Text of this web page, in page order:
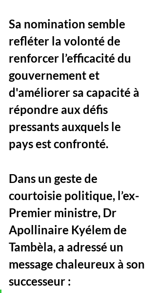
Sa nomination semble
refléter la volonté de
renforcer l’efficacité du
gouvernement et
d'améliorer sa capacité à
répondre aux défis
pressants auxquels le
pays est confronté.
Dans un geste de
courtoisie politique, l’ex-
Premier ministre, Dr
Apollinaire Kyélem de
Tambèla, a adressé un
message chaleureux à son
successeur :